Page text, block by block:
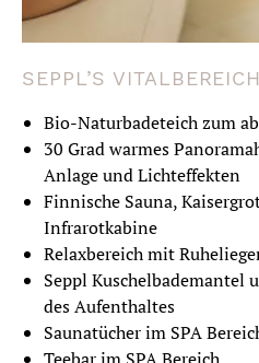
SEPPL’S VITALBEREICH
Bio-Naturbadeteich zum
30 Grad warmes
Anlage und Lichteffekten
Finnische Sauna,
Infrarotkabine
Relaxbereich mit
Seppl Kuschelbademantel
des Aufenthaltes
Saunatücher im SPA